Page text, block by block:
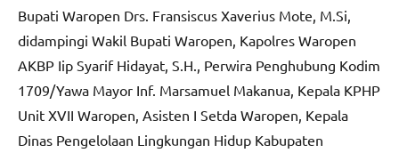
Bupati Waropen Drs. Fransiscus Xaverius Mote, M.Si,
didampingi Wakil Bupati Waropen, Kapolres Waropen
AKBP Iip Syarif Hidayat, S.H., Perwira Penghubung Kodim
1709/Yawa Mayor Inf. Marsamuel Makanua, Kepala KPHP
Unit XVII Waropen, Asisten I Setda Waropen, Kepala
Dinas Pengelolaan Lingkungan Hidup Kabupaten